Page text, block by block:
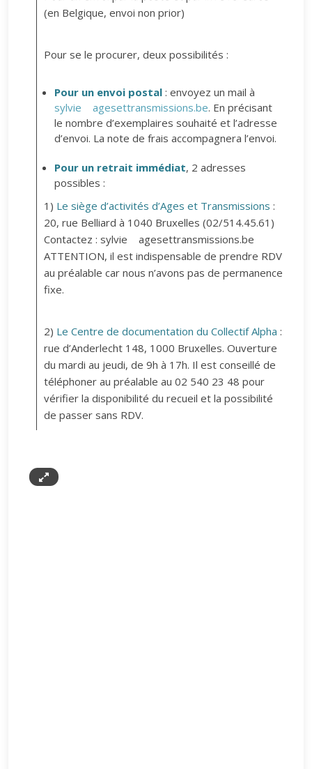
(en Belgique, envoi non prior)
Pour se le procurer, deux possibilités :
Pour un envoi postal : envoyez un mail à
sylvie
agesettransmissions.be. En précisant
le nombre d’exemplaires souhaité et l’adresse
d’envoi. La note de frais accompagnera l’envoi.
Pour un retrait immédiat, 2 adresses
possibles :
1) Le siège d’activités d’Ages et Transmissions :
20, rue Belliard à 1040 Bruxelles (02/514.45.61)
Contactez : sylvie
agesettransmissions.be
ATTENTION, il est indispensable de prendre RDV
au préalable car nous n’avons pas de permanence
fixe.
2) Le Centre de documentation du Collectif Alpha :
rue d’Anderlecht 148, 1000 Bruxelles. Ouverture
du mardi au jeudi, de 9h à 17h. Il est conseillé de
téléphoner au préalable au 02 540 23 48 pour
vérifier la disponibilité du recueil et la possibilité
de passer sans RDV.